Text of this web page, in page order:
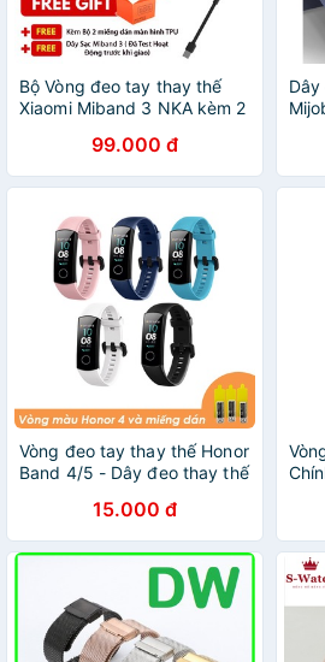
Bộ Vòng đeo tay thay thế
Xiaomi Miband 3 NKA kèm 2
99.000 đ
Vòng đeo tay thay thế Honor
Band 4/5 - Dây đeo thay thế
màn hình Honor Band 4
15.000 đ